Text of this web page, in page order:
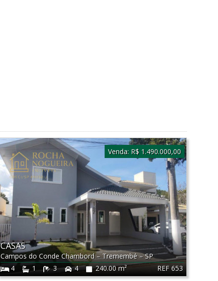
REF 653
CASAS
Campos do Conde Chambord–Tremembé–SP
4
1 3 4 240.00 m²
Venda: R$ 1.490.000,00